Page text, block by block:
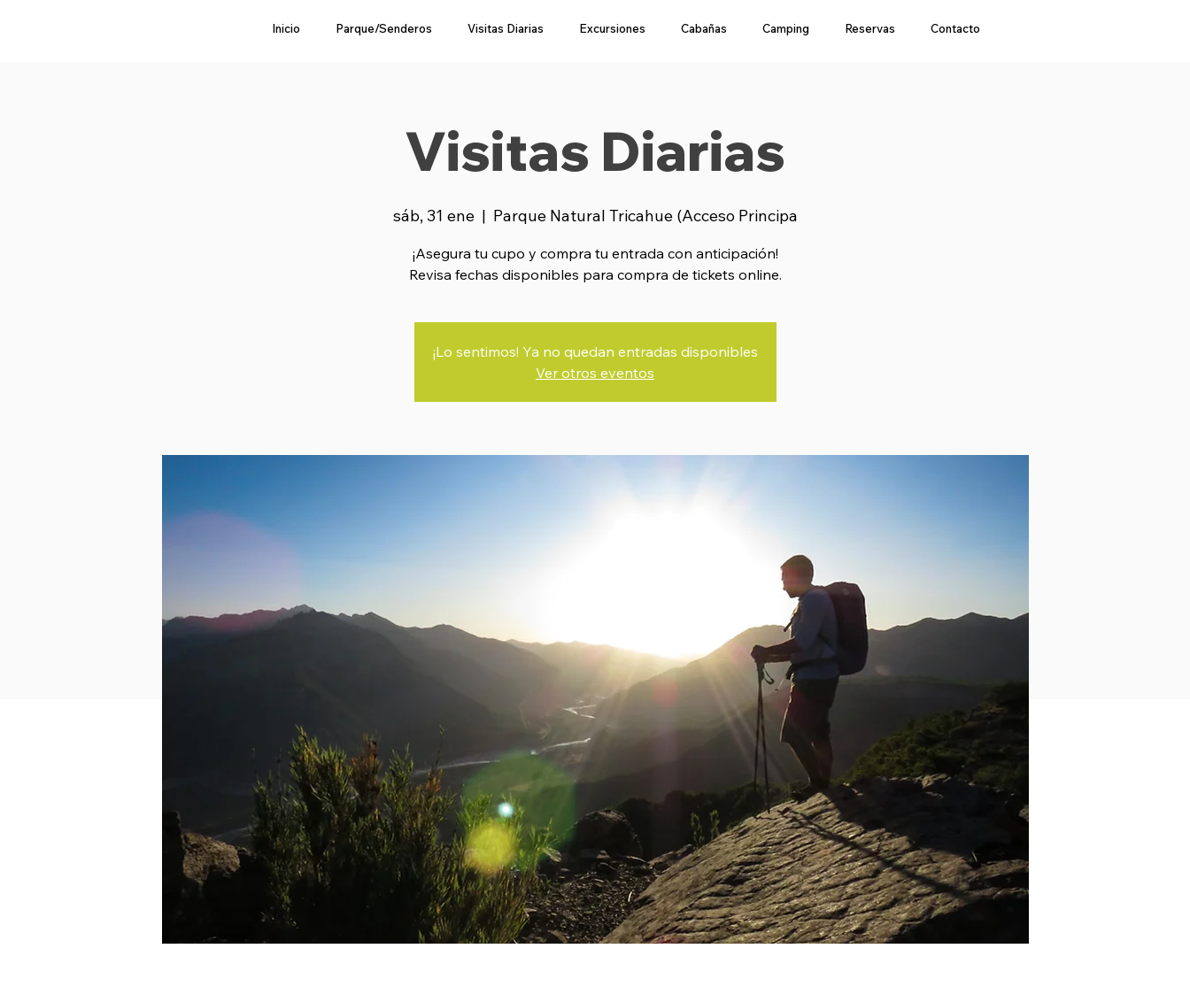
Inicio Parque/Senderos Visitas Diarias Excursiones Cabañas Camping Reservas Contacto
Visitas Diarias
sáb, 31 ene
  |
Parque Natural Tricahue (Acceso Principa
¡Asegura tu cupo y compra tu entrada con anticipación!
Revisa fechas disponibles para compra de tickets online.
¡Lo sentimos! Ya no quedan entradas disponibles
Ver otros eventos